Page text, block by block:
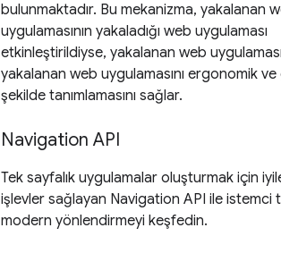
bulunmaktadır. Bu mekanizma, yakalanan
uygulamasının yakaladığı web uygulaması
etkinleştirildiyse, yakalanan web
yakalanan web uygulamasını ergonomik
şekilde tanımlamasını sağlar.
Navigation API
Tek sayfalık uygulamalar oluşturmak için
işlevler sağlayan Navigation API ile istemci
modern yönlendirmeyi keşfedin.